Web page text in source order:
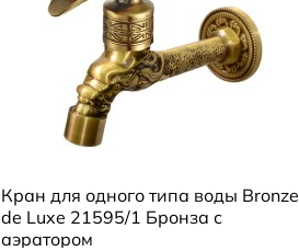
Кран для одного типа воды Bronze
de Luxe 21595/1 Бронза с
аэратором